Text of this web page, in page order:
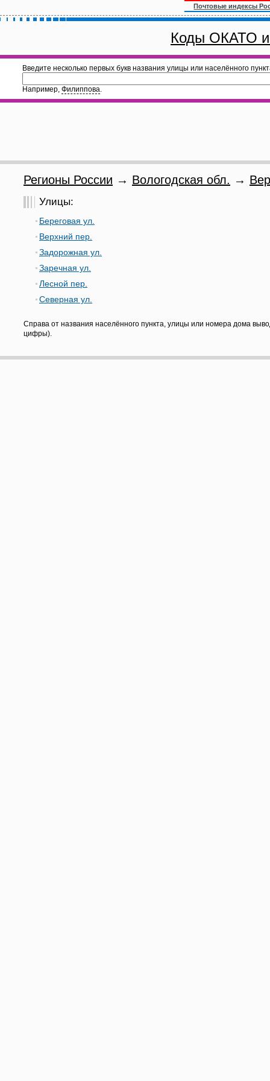
Почтовые индексы
Коды ОКАТО
Введите несколько первых букв названия улицы или населённого
Например, Филиппова.
Регионы России → Вологодская обл. →
Улицы:
Береговая ул.
Верхний пер.
Задорожная ул.
Заречная ул.
Лесной пер.
Северная ул.
Справа от названия населённого пункта, улицы или номера дома
цифры).